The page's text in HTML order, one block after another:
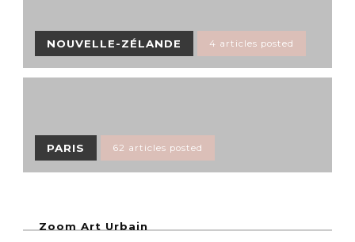
NOUVELLE-ZÉLANDE 4 articles posted
PARIS 62 articles posted
Zoom Art Urbain